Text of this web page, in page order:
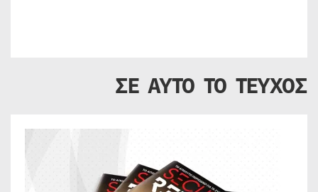
ΣΕ ΑΥΤΟ ΤΟ ΤΕΥΧΟΣ